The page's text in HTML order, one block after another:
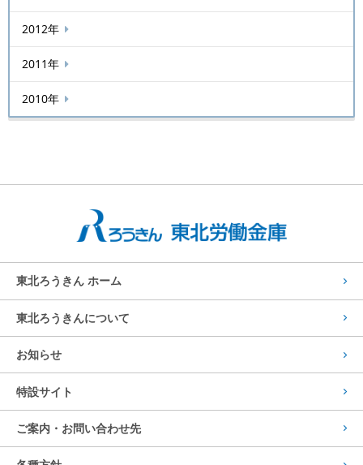
2012年
2011年
2010年
東北ろうきん ホーム
東北ろうきんについて
お知らせ
特設サイト
ご案内・お問い合わせ先